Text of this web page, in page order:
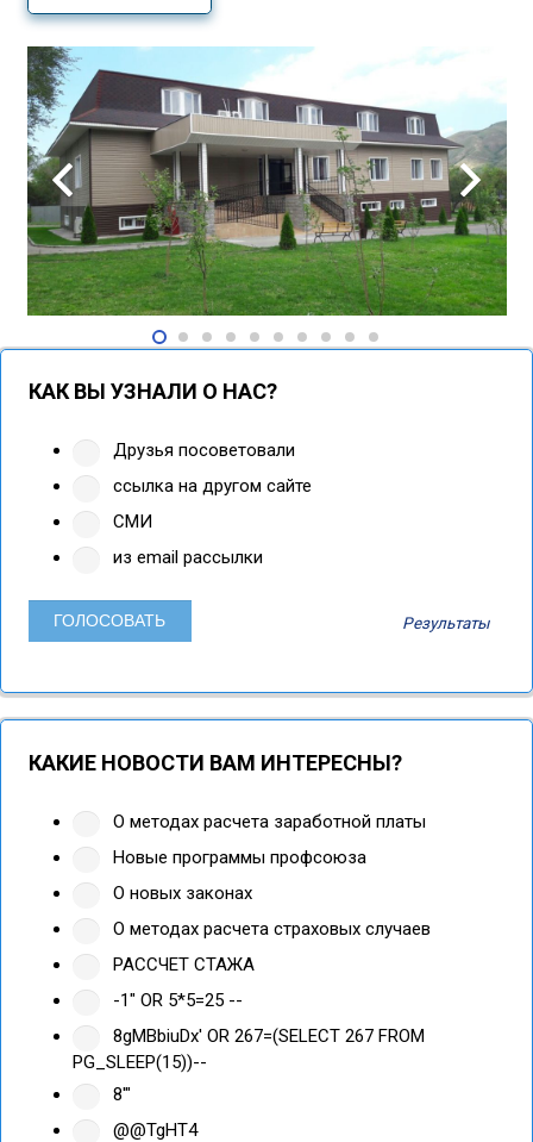
КАК ВЫ УЗНАЛИ О НАС?
Друзья посоветовали
ссылка на другом сайте
СМИ
из email рассылки
Результаты
КАКИЕ НОВОСТИ ВАМ ИНТЕРЕСНЫ?
О методах расчета заработной платы
Новые программы профсоюза
О новых законах
О методах расчета страховых случаев
РАССЧЕТ СТАЖА
-1" OR 5*5=25 --
8gMBbiuDx' OR 267=(SELECT 267 FROM
PG_SLEEP(15))--
8'"
@@TgHT4